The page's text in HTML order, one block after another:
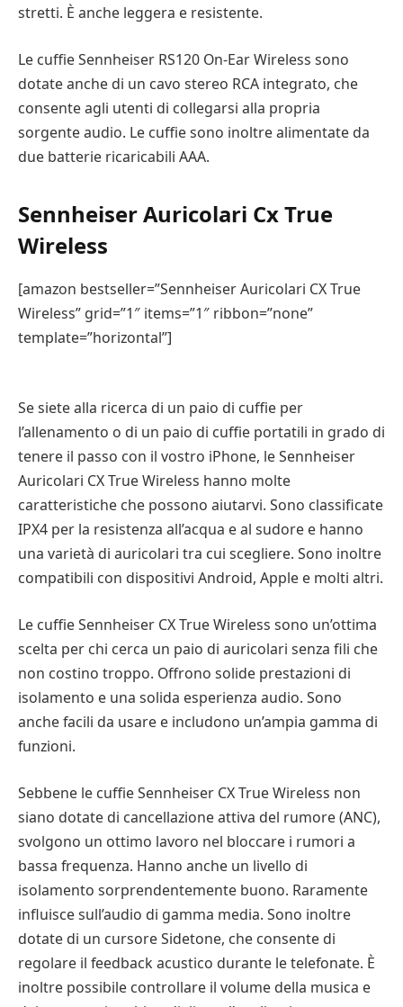
stretti. È anche leggera e resistente.
Le cuffie Sennheiser RS120 On-Ear Wireless sono
dotate anche di un cavo stereo RCA integrato, che
consente agli utenti di collegarsi alla propria
sorgente audio. Le cuffie sono inoltre alimentate da
due batterie ricaricabili AAA.
Sennheiser Auricolari Cx True
Wireless
[amazon bestseller=”Sennheiser Auricolari CX True
Wireless” grid=”1″ items=”1″ ribbon=”none”
template=”horizontal”]
Se siete alla ricerca di un paio di cuffie per
l’allenamento o di un paio di cuffie portatili in grado di
tenere il passo con il vostro iPhone, le Sennheiser
Auricolari CX True Wireless hanno molte
caratteristiche che possono aiutarvi. Sono classificate
IPX4 per la resistenza all’acqua e al sudore e hanno
una varietà di auricolari tra cui scegliere. Sono inoltre
compatibili con dispositivi Android, Apple e molti altri.
Le cuffie Sennheiser CX True Wireless sono un’ottima
scelta per chi cerca un paio di auricolari senza fili che
non costino troppo. Offrono solide prestazioni di
isolamento e una solida esperienza audio. Sono
anche facili da usare e includono un’ampia gamma di
funzioni.
Sebbene le cuffie Sennheiser CX True Wireless non
siano dotate di cancellazione attiva del rumore (ANC),
svolgono un ottimo lavoro nel bloccare i rumori a
bassa frequenza. Hanno anche un livello di
isolamento sorprendentemente buono. Raramente
influisce sull’audio di gamma media. Sono inoltre
dotate di un cursore Sidetone, che consente di
regolare il feedback acustico durante le telefonate. È
inoltre possibile controllare il volume della musica e